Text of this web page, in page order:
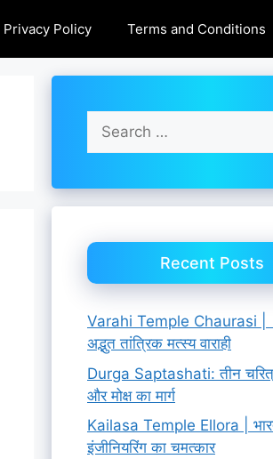
Privacy Policy Terms and Conditions
Search
for:
Recent Posts
Varahi Temple Chaurasi |
अद्भुत तांत्रिक मत्स्य वाराही
Durga Saptashati: तीन
और मोक्ष का मार्ग
Kailasa Temple Ellora |
इंजीनियरिंग का चमत्कार